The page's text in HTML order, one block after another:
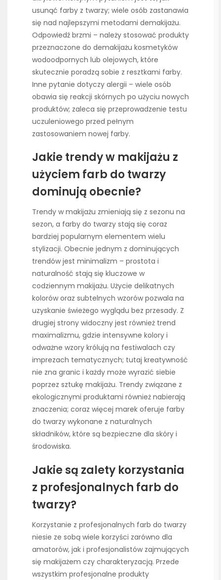
usunąć farby z twarzy; wiele osób zastanawia
się nad najlepszymi metodami demakijażu.
Odpowiedź brzmi – należy stosować produkty
przeznaczone do demakijażu kosmetyków
wodoodpornych lub olejowych, które
skutecznie poradzą sobie z resztkami farby.
Inne pytanie dotyczy alergii – wiele osób
obawia się reakcji skórnych po użyciu nowych
produktów; zaleca się przeprowadzenie testu
uczuleniowego przed pełnym
zastosowaniem nowej farby.
Jakie trendy w makijażu z
użyciem farb do twarzy
dominują obecnie?
Trendy w makijażu zmieniają się z sezonu na
sezon, a farby do twarzy stają się coraz
bardziej popularnym elementem wielu
stylizacji. Obecnie jednym z dominujących
trendów jest minimalizm – prostota i
naturalność stają się kluczowe w
codziennym makijażu. Użycie delikatnych
kolorów oraz subtelnych wzorów pozwala na
uzyskanie świeżego wyglądu bez przesady. Z
drugiej strony widoczny jest również trend
maximalizmu, gdzie intensywne kolory i
odważne wzory królują na festiwalach czy
imprezach tematycznych; tutaj kreatywność
nie zna granic i każdy może wyrazić siebie
poprzez sztukę makijażu. Trendy związane z
ekologicznymi produktami również nabierają
znaczenia; coraz więcej marek oferuje farby
do twarzy wykonane z naturalnych
składników, które są bezpieczne dla skóry i
środowiska.
Jakie są zalety korzystania
z profesjonalnych farb do
twarzy?
Korzystanie z profesjonalnych farb do twarzy
niesie ze sobą wiele korzyści zarówno dla
amatorów, jak i profesjonalistów zajmujących
się makijażem czy charakteryzacją. Przede
wszystkim profesjonalne produkty